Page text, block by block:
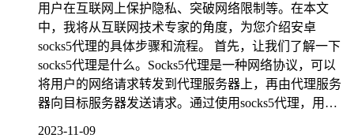
用户在互联网上保护隐私、突破网络限制等。在本文
中，我将从互联网技术专家的角度，为您介绍安卓
socks5代理的具体步骤和流程。 首先，让我们了解一下
socks5代理是什么。Socks5代理是一种网络协议，可以
将用户的网络请求转发到代理服务器上，再由代理服务
器向目标服务器发送请求。通过使用socks5代理，用…
2023-11-09